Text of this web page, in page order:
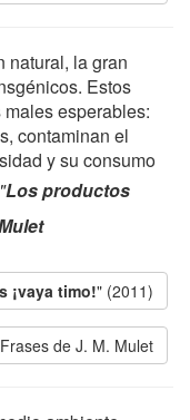
natural, la gran
Estos
esperables:
contaminan el
y su consumo
"Los productos
¡vaya timo!" (2011)
Frases de J. M. Mulet